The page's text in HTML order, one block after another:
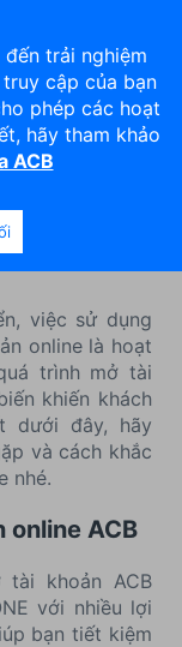
tài
việc sử dụng
online là hoạt
trình mở tài
khiến khách
dưới đây, hãy
và cách khắc
nhé.
online ACB
tài khoản ACB
với nhiều lợi
bạn tiết kiệm
trải nghiệm
cập của bạn
phép các hoạt
hãy tham khảo
ACB